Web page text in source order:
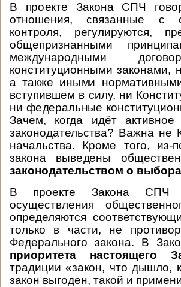
В проекте Закона СПЧ
отношения, связанные с
контроля, регулируются,
общепризнанными
международными
конституционными
а также иными
вступившем в силу, ни
ни федеральные
Зачем, когда идёт
законодательства? Важна не
начальства. Кроме того, из-
закона выведены
законодательством о
В проекте Закона СПЧ
осуществления
определяются
только в части, не
Федерального закона. В
приоритета настоящего
традиции «закон, что дышло,
закон выгоден, такой и